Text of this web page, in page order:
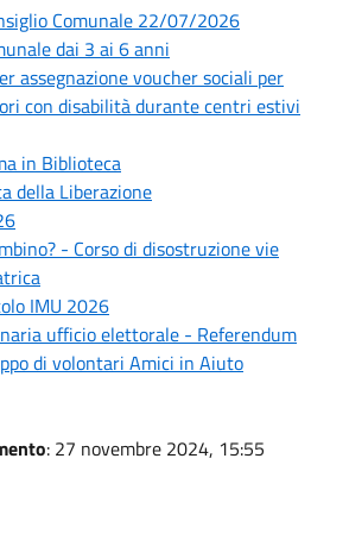
Comunale 22/07/2026
dai 3 ai 6 anni
assegnazione voucher sociali per
con disabilità durante centri estivi
in Biblioteca
della Liberazione
- Corso di disostruzione vie
IMU 2026
ufficio elettorale - Referendum
di volontari Amici in Aiuto
: 27 novembre 2024, 15:55